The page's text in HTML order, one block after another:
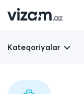
Kateqoriyalar